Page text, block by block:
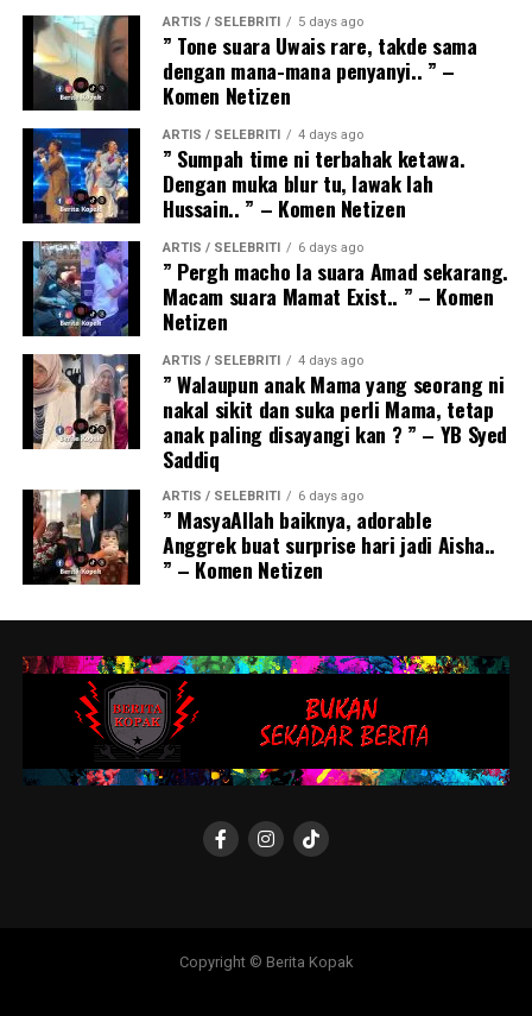
ARTIS / SELEBRITI 5 days ago
” Tone suara Uwais rare, takde sama
dengan mana-mana penyanyi.. ” –
Komen Netizen
ARTIS / SELEBRITI 4 days ago
” Sumpah time ni terbahak ketawa.
Dengan muka blur tu, lawak lah
Hussain.. ” – Komen Netizen
ARTIS / SELEBRITI 6 days ago
” Pergh macho la suara Amad sekarang.
Macam suara Mamat Exist.. ” – Komen
Netizen
ARTIS / SELEBRITI 4 days ago
” Walaupun anak Mama yang seorang ni
nakal sikit dan suka perli Mama, tetap
anak paling disayangi kan ? ” – YB Syed
Saddiq
ARTIS / SELEBRITI 6 days ago
” MasyaAllah baiknya, adorable
Anggrek buat surprise hari jadi Aisha..
” – Komen Netizen
Copyright © Berita Kopak